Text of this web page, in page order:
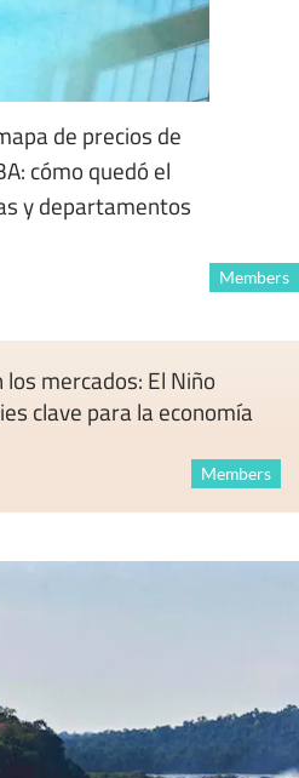
de precios de
cómo quedó el
y departamentos
Members
mercados: El Niño
clave para la economía
Members